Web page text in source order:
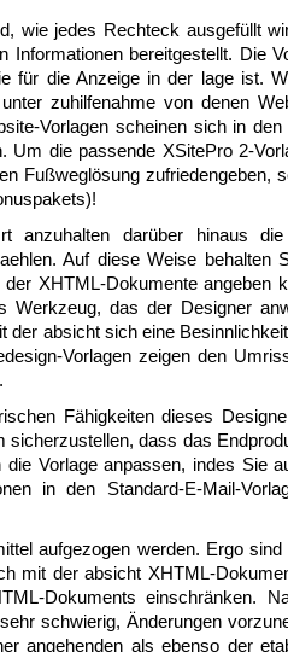
wie jedes Rechteck ausgefüllt
bereitgestellt. Die
für die Anzeige in der lage ist.
zuhilfenahme von denen
Vorlagen scheinen sich in den
Um die passende XSitePro 2-
Fußweglösung zufriedengeben,
anzuhalten darüber hinaus die
Auf diese Weise behalten
XHTML-Dokumente angeben
Werkzeug, das der Designer
der absicht sich eine
Vorlagen zeigen den
Fähigkeiten dieses
sicherzustellen, dass das
Vorlage anpassen, indes Sie
in den Standard-E-Mail-
aufgezogen werden. Ergo sind
mit der absicht XHTML-
Dokuments einschränken.
schwierig, Änderungen
angehenden als ebenso der